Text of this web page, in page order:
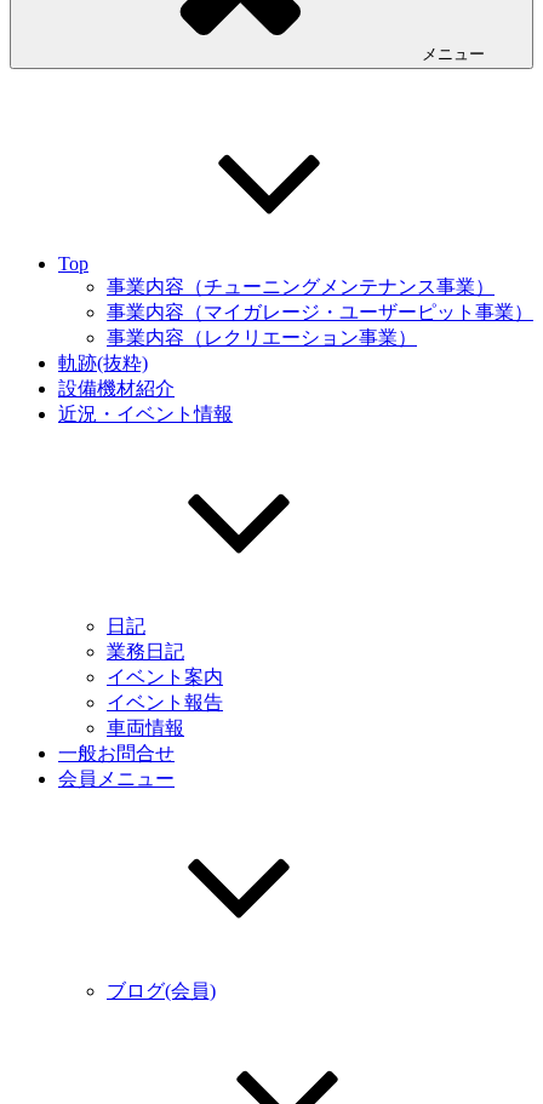
メニュー
Top
事業内容（チューニングメンテナンス事業）
事業内容（マイガレージ・ユーザーピット事業）
事業内容（レクリエーション事業）
軌跡(抜粋)
設備機材紹介
近況・イベント情報
日記
業務日記
イベント案内
イベント報告
車両情報
一般お問合せ
会員メニュー
ブログ(会員)